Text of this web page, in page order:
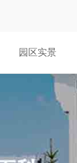
园区实景